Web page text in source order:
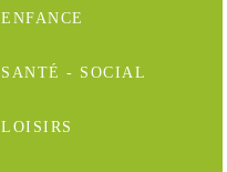
ENFANCE
SANTÉ - SOCIAL
LOISIRS